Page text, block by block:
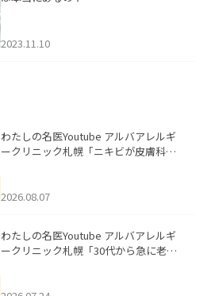
2023.11.10
わたしの名医Youtube アルバアレルギ
ークリニック札幌「ニキビが皮膚科で
ました。
2026.08.07
わたしの名医Youtube アルバアレルギ
ークリニック札幌「30代から急に老け